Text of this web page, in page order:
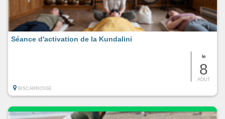
le
8
AOUT
Séance d'activation de la Kundalini
BISCARROSSE